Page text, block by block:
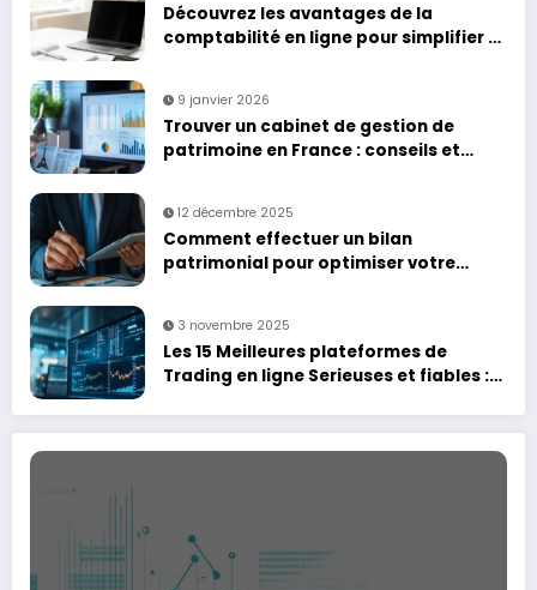
Découvrez les avantages de la
comptabilité en ligne pour simplifier la
9 janvier 2026
Trouver un cabinet de gestion de
patrimoine en France : conseils et
12 décembre 2025
Comment effectuer un bilan
patrimonial pour optimiser votre
3 novembre 2025
Les 15 Meilleures plateformes de
Trading en ligne Serieuses et fiables :